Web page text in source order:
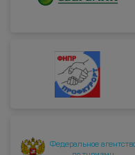
Федеральное